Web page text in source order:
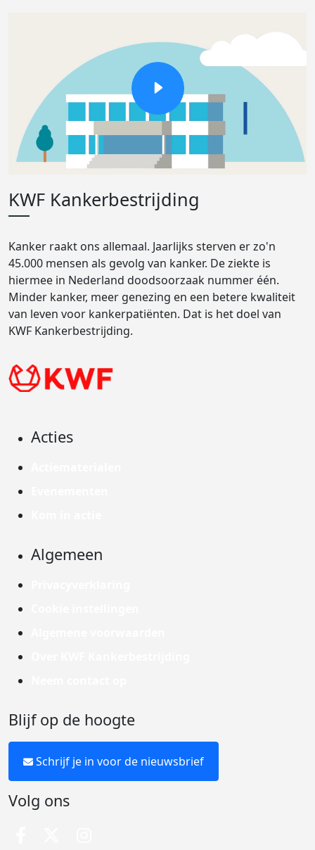
KWF Kankerbestrijding
Kanker raakt ons allemaal. Jaarlijks sterven er zo'n
45.000 mensen als gevolg van kanker. De ziekte is
hiermee in Nederland doodsoorzaak nummer één.
Minder kanker, meer genezing en een betere kwaliteit
van leven voor kankerpatiënten. Dat is het doel van
KWF Kankerbestrijding.
Acties
Algemeen
Blijf op de hoogte
Schrijf je in voor de nieuwsbrief
Volg ons